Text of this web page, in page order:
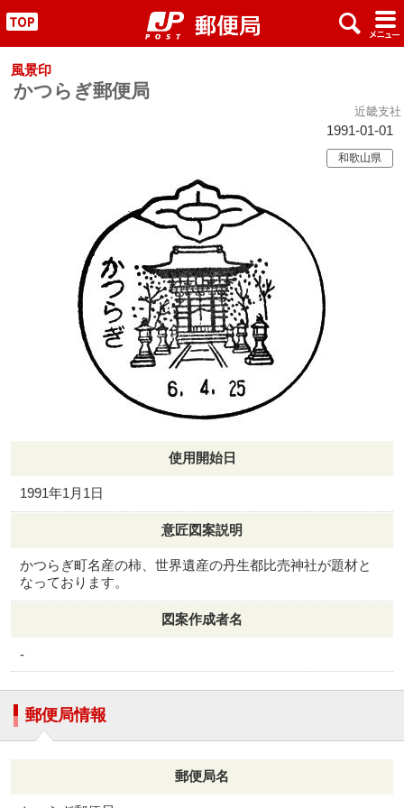
" x #
風景印
かつらぎ郵便局
近畿支社
1991-01-01
和歌山県
使用開始日
1991年1月1日
意匠図案説明
かつらぎ町名産の柿、世界遺産の丹生都比売神社が題材と
なっております。
図案作成者名
-
郵便局情報
郵便局名